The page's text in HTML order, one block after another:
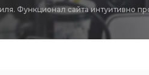
Функционал сайта интуитивно